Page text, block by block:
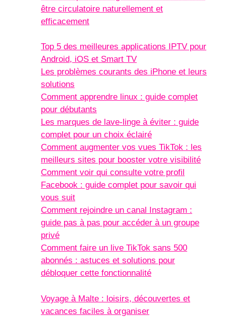
être circulatoire naturellement et
efficacement
Top 5 des meilleures applications IPTV pour
Android, iOS et Smart TV
Les problèmes courants des iPhone et leurs
solutions
Comment apprendre linux : guide complet
pour débutants
Les marques de lave-linge à éviter : guide
complet pour un choix éclairé
Comment augmenter vos vues TikTok : les
meilleurs sites pour booster votre visibilité
Comment voir qui consulte votre profil
Facebook : guide complet pour savoir qui
vous suit
Comment rejoindre un canal Instagram :
guide pas à pas pour accéder à un groupe
privé
Comment faire un live TikTok sans 500
abonnés : astuces et solutions pour
débloquer cette fonctionnalité
Voyage à Malte : loisirs, découvertes et
vacances faciles à organiser